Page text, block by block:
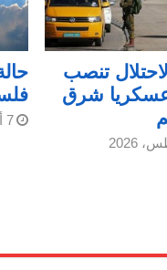
تنصب
شرق
7 أغسطس، 2026